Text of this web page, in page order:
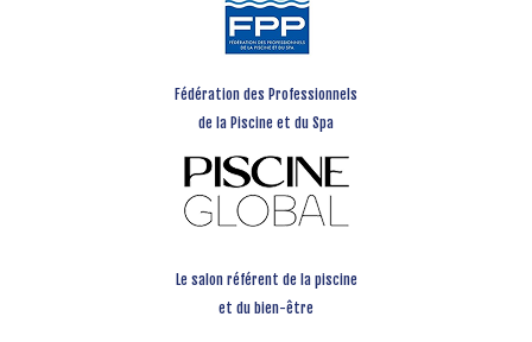
Fédération des Professionnels
de la Piscine et du Spa
Le salon référent de la piscine
et du bien-être